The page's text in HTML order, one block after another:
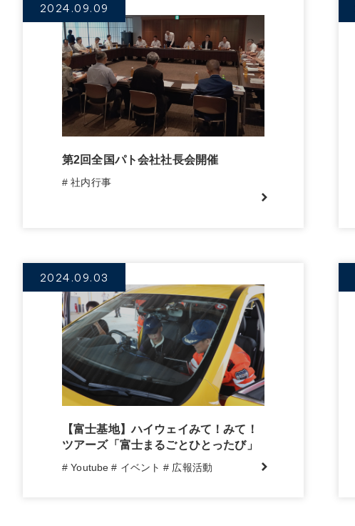
2024.09.09
第2回全国パト会社社長会開催
# 社内行事
2024.09.03
【富士基地】ハイウェイみて！みて！
ツアーズ「富士まるごとひとったび」
# Youtube # イベント # 広報活動